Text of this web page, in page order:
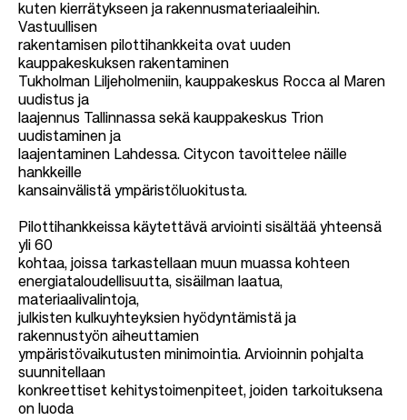
kuten kierrätykseen ja rakennusmateriaaleihin.
Vastuullisen
rakentamisen pilottihankkeita ovat uuden
kauppakeskuksen rakentaminen
Tukholman Liljeholmeniin, kauppakeskus Rocca al Maren
uudistus ja
laajennus Tallinnassa sekä kauppakeskus Trion
uudistaminen ja
laajentaminen Lahdessa. Citycon tavoittelee näille
hankkeille
kansainvälistä ympäristöluokitusta.
Pilottihankkeissa käytettävä arviointi sisältää yhteensä
yli 60
kohtaa, joissa tarkastellaan muun muassa kohteen
energiataloudellisuutta, sisäilman laatua,
materiaalivalintoja,
julkisten kulkuyhteyksien hyödyntämistä ja
rakennustyön aiheuttamien
ympäristövaikutusten minimointia. Arvioinnin pohjalta
suunnitellaan
konkreettiset kehitystoimenpiteet, joiden tarkoituksena
on luoda